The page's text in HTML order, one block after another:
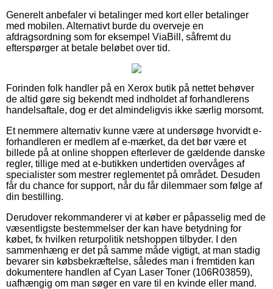
Generelt anbefaler vi betalinger med kort eller betalinger
med mobilen. Alternativt burde du overveje en
afdragsordning som for eksempel ViaBill, såfremt du
efterspørger at betale beløbet over tid.
Forinden folk handler på en Xerox butik på nettet behøver
de altid gøre sig bekendt med indholdet af forhandlerens
handelsaftale, dog er det almindeligvis ikke særlig morsomt.
Et nemmere alternativ kunne være at undersøge hvorvidt e-
forhandleren er medlem af e-mærket, da det bør være et
billede på at online shoppen efterlever de gældende danske
regler, tillige med at e-butikken undertiden overvåges af
specialister som mestrer reglementet på området. Desuden
får du chance for support, når du får dilemmaer som følge af
din bestilling.
Derudover rekommanderer vi at køber er påpasselig med de
væsentligste bestemmelser der kan have betydning for
købet, fx hvilken returpolitik netshoppen tilbyder. I den
sammenhæng er det på samme måde vigtigt, at man stadig
bevarer sin købsbekræftelse, således man i fremtiden kan
dokumentere handlen af Cyan Laser Toner (106R03859),
uafhængig om man søger en vare til en kvinde eller mand.